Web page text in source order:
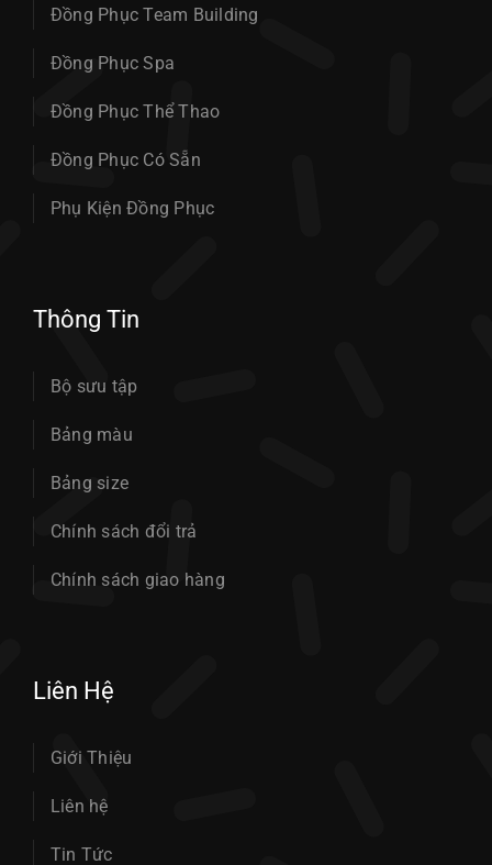
Đồng Phục Team Building
Đồng Phục Spa
Đồng Phục Thể Thao
Đồng Phục Có Sẵn
Phụ Kiện Đồng Phục
Thông Tin
Bộ sưu tập
Bảng màu
Bảng size
Chính sách đổi trả
Chính sách giao hàng
Liên Hệ
Giới Thiệu
Liên hệ
Tin Tức